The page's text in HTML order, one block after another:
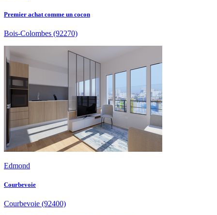
Premier achat comme un cocon
Bois-Colombes (92270)
Edmond
Courbevoie
Courbevoie (92400)